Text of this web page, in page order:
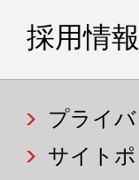
採用情報
プライ
サイト